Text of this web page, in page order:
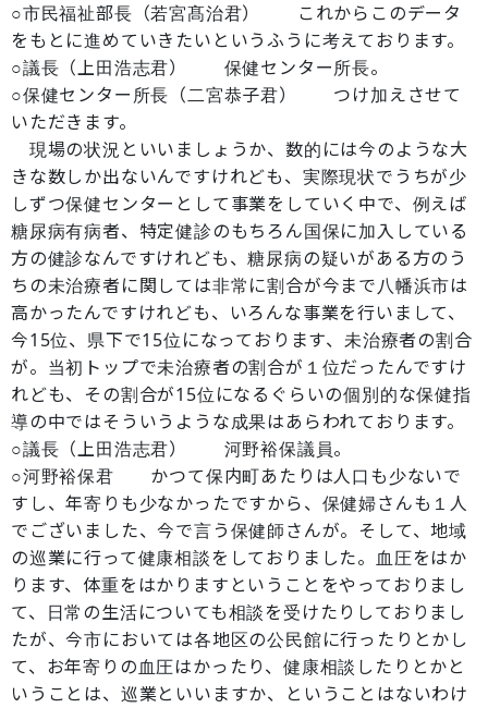
○市民福祉部長（若宮髙治君） これからこのデータ
をもとに進めていきたいというふうに考えております。
○議長（上田浩志君） 保健センター所長。
○保健センター所長（二宮恭子君） つけ加えさせて
いただきます。
現場の状況といいましょうか、数的には今のような大
きな数しか出ないんですけれども、実際現状でうちが少
しずつ保健センターとして事業をしていく中で、例えば
糖尿病有病者、特定健診のもちろん国保に加入している
方の健診なんですけれども、糖尿病の疑いがある方のう
ちの未治療者に関しては非常に割合が今まで八幡浜市は
高かったんですけれども、いろんな事業を行いまして、
今15位、県下で15位になっております、未治療者の割合
が。当初トップで未治療者の割合が１位だったんですけ
れども、その割合が15位になるぐらいの個別的な保健指
導の中ではそういうような成果はあらわれております。
○議長（上田浩志君） 河野裕保議員。
○河野裕保君 かつて保内町あたりは人口も少ないで
すし、年寄りも少なかったですから、保健婦さんも１人
でございました、今で言う保健師さんが。そして、地域
の巡業に行って健康相談をしておりました。血圧をはか
ります、体重をはかりますということをやっておりまし
て、日常の生活についても相談を受けたりしておりまし
たが、今市においては各地区の公民館に行ったりとかし
て、お年寄りの血圧はかったり、健康相談したりとかと
いうことは、巡業といいますか、ということはないわけ